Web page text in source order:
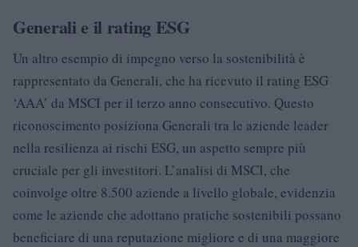
Generali e il rating ESG
Un altro esempio di impegno verso la sostenibilità è
rappresentato da Generali, che ha ricevuto il rating ESG
‘AAA’ da MSCI per il terzo anno consecutivo. Questo
riconoscimento posiziona Generali tra le aziende leader
nella resilienza ai rischi ESG, un aspetto sempre più
cruciale per gli investitori. L’analisi di MSCI, che
coinvolge oltre 8.500 aziende a livello globale, evidenzia
come le aziende che adottano pratiche sostenibili possano
beneficiare di una reputazione migliore e di una maggiore